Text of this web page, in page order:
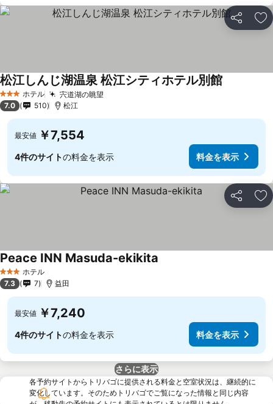
シェア お
3 ホテルのランク
ホテル 宍道湖の眺望
松江しんじ湖温泉 松江シティホテル別館
7.0 510 松江
最安値 ￥7,554
4件のサイトの料金を表示 料金を表示
シェア お
3 ホテルのランク
ホテル
Peace INN Masuda-ekikita
7.3 7 益田
最安値 ￥7,240
4件のサイトの料金を表示 料金を表示
さらに表示
各予約サイトからトリバゴに提供される料金と空室状況は、継続的に
変化しています。そのためトリバゴでご覧になった情報と同じ内容